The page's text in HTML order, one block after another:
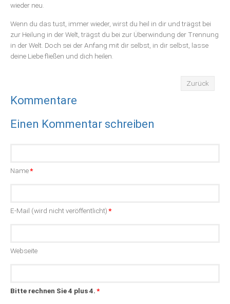
wieder neu.
Wenn du das tust, immer wieder, wirst du heil in dir und trägst bei
zur Heilung in der Welt, trägst du bei zur Überwindung der Trennung
in der Welt. Doch sei der Anfang mit dir selbst, in dir selbst, lasse
deine Liebe fließen und dich heilen.
Zurück
Kommentare
Einen Kommentar schreiben
Pflichtfeld
Name*
Pflichtfeld
E-Mail (wird nicht veröffentlicht)*
Webseite
Bitte rechnen Sie 4 plus 4.*